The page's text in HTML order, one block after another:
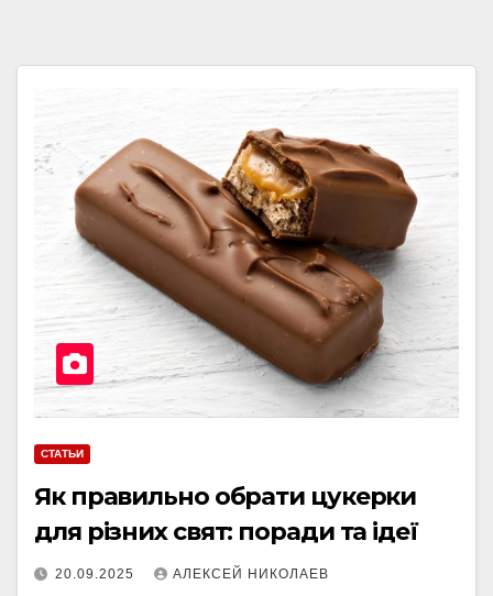
СТАТЬИ
Як правильно обрати цукерки
для різних свят: поради та ідеї
20.09.2025 АЛЕКСЕЙ НИКОЛАЕВ